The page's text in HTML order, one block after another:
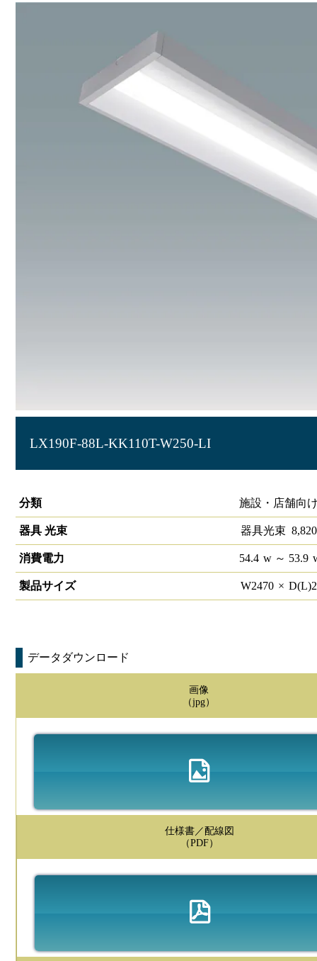
LX190F-88L-KK110T-W250-LI
分類
施設・店舗向
器具 光束 器具光束 8,820
消費電力 54.4 w～ 53.9
製品サイズ W2470 × D(L)
データダウンロード
画像
（jpg）
仕様書／配線図
（PDF）